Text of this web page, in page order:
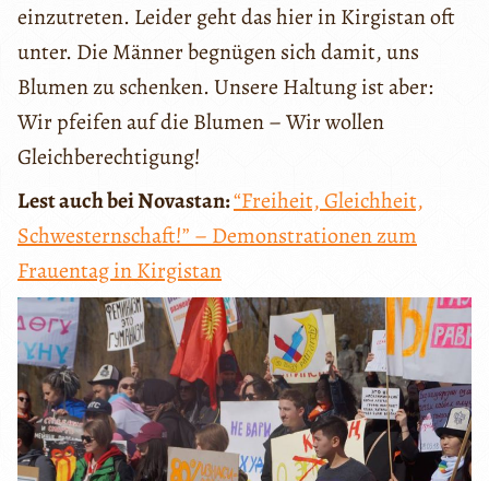
einzutreten. Leider geht das hier in Kirgistan oft
unter. Die Männer begnügen sich damit, uns
Blumen zu schenken. Unsere Haltung ist aber:
Wir pfeifen auf die Blumen – Wir wollen
Gleichberechtigung!
Lest auch bei Novastan:“Freiheit, Gleichheit,
Schwesternschaft!” – Demonstrationen zum
Frauentag in Kirgistan